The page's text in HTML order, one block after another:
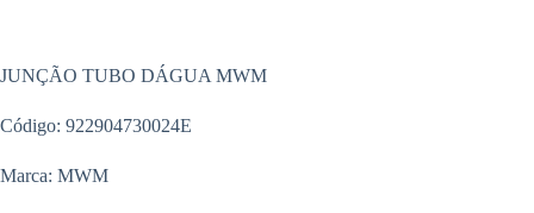
JUNÇÃO TUBO DÁGUA MWM
Código: 922904730024E
Marca: MWM